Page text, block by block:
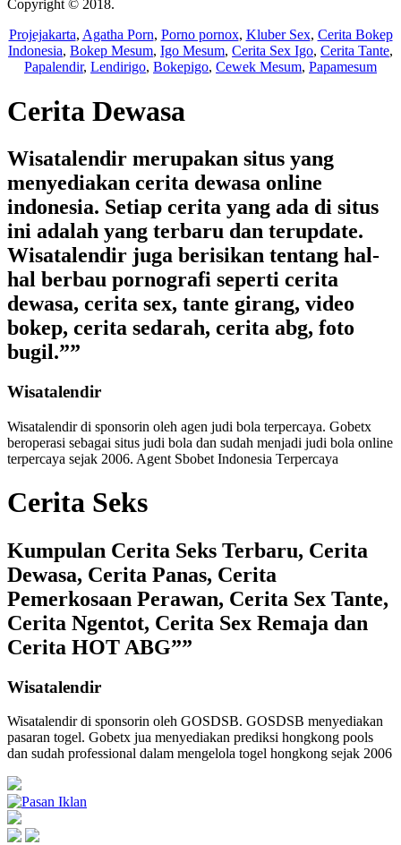
Copyright © 2018.
Projejakarta, Agatha Porn, Porno pornox, Kluber Sex, Cerita Bokep
Indonesia, Bokep Mesum, Igo Mesum, Cerita Sex Igo, Cerita Tante,
Papalendir, Lendirigo, Bokepigo, Cewek Mesum, Papamesum
Cerita Dewasa
Wisatalendir merupakan situs yang
menyediakan cerita dewasa online
indonesia. Setiap cerita yang ada di situs
ini adalah yang terbaru dan terupdate.
Wisatalendir juga berisikan tentang hal-
hal berbau pornografi seperti cerita
dewasa, cerita sex, tante girang, video
bokep, cerita sedarah, cerita abg, foto
bugil.””
Wisatalendir
Wisatalendir di sponsorin oleh agen judi bola terpercaya. Gobetx
beroperasi sebagai situs judi bola dan sudah menjadi judi bola online
terpercaya sejak 2006. Agent Sbobet Indonesia Terpercaya
Cerita Seks
Kumpulan Cerita Seks Terbaru, Cerita
Dewasa, Cerita Panas, Cerita
Pemerkosaan Perawan, Cerita Sex Tante,
Cerita Ngentot, Cerita Sex Remaja dan
Cerita HOT ABG””
Wisatalendir
Wisatalendir di sponsorin oleh GOSDSB. GOSDSB menyediakan
pasaran togel. Gobetx jua menyediakan prediksi hongkong pools
dan sudah professional dalam mengelola togel hongkong sejak 2006